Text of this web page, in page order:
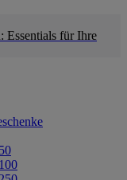
Essentials für Ihre